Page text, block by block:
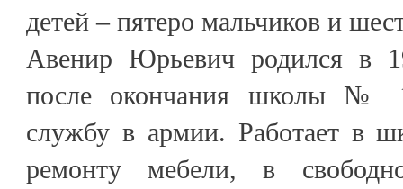
детей – пятеро мальчиков и
Авенир Юрьевич родился в
после окончания школы №
службу в армии. Работает в
ремонту мебели, в